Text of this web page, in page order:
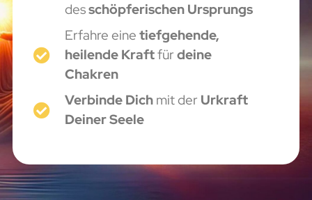
desschöpferischen Ursprungs
Erfahre eine tiefgehende,
heilende Kraftfür deine
Chakren
Verbinde Dichmit der Urkraft
Deiner Seele